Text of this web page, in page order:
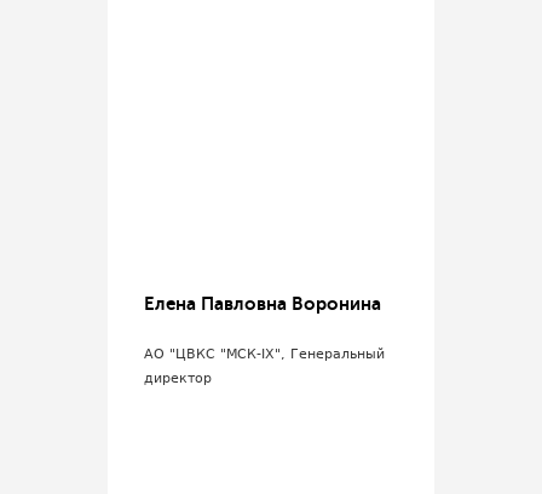
Елена Павловна Воронина
АО "ЦВКС "МСК-IX", Генеральный
директор